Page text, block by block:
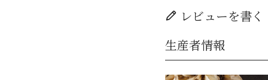
レビューを書く
生産者情報